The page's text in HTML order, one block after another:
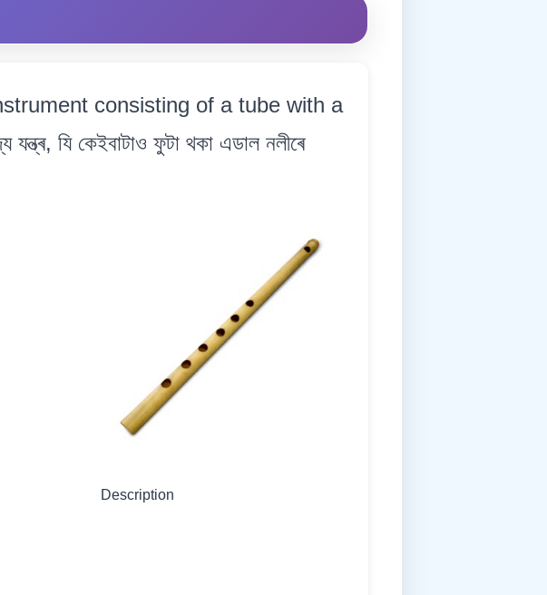
consisting of a tube with a
যি কেইবাটাও ফুটা থকা এডাল নলীৰে
Description